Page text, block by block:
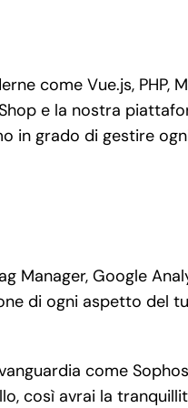
come Vue.js, PHP,
e la nostra
in grado di gestire
Manager, Google
di ogni aspetto del
come
così avrai la